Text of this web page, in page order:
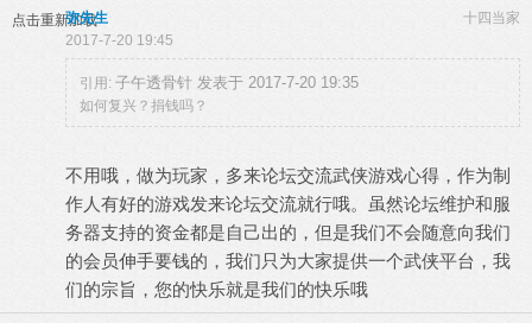
点击重新加载 十四当家
弥先生
2017-7-20 19:45
引用: 子午透骨针 发表于 2017-7-20 19:35
如何复兴？捐钱吗？
不用哦，做为玩家，多来论坛交流武侠游戏心得，作为制
作人有好的游戏发来论坛交流就行哦。虽然论坛维护和服
务器支持的资金都是自己出的，但是我们不会随意向我们
的会员伸手要钱的，我们只为大家提供一个武侠平台，我
们的宗旨，您的快乐就是我们的快乐哦